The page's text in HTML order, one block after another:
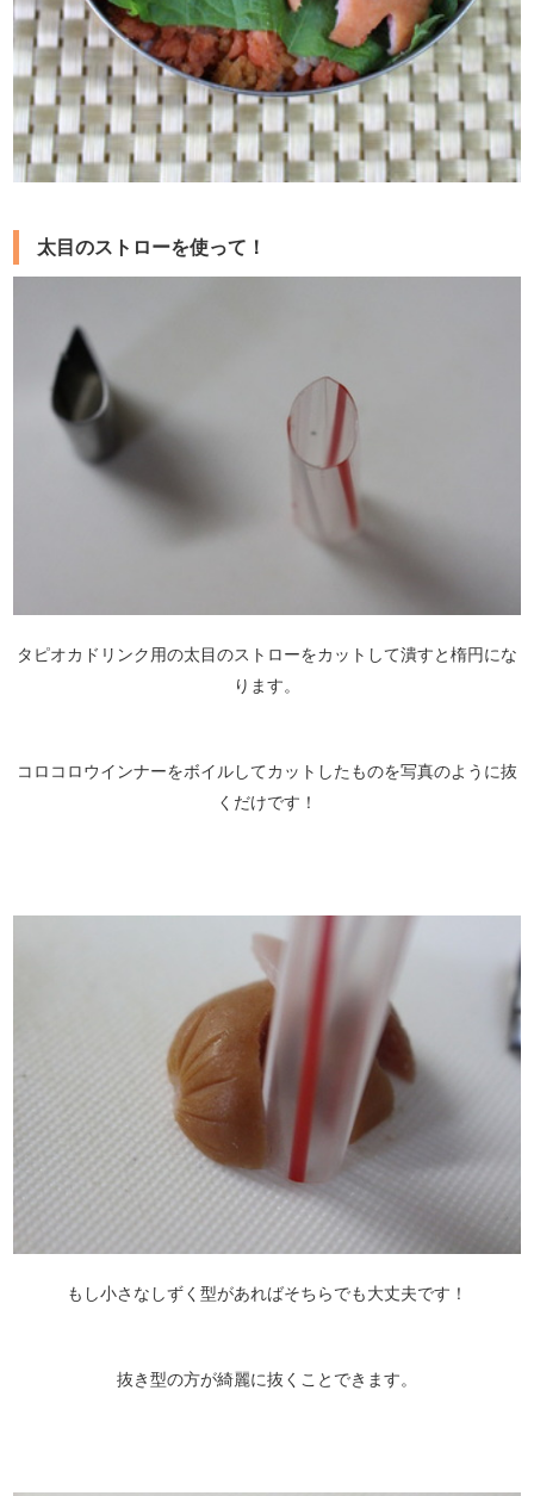
太目のストローを使って！
タピオカドリンク用の太目のストローをカットして潰すと楕円にな
ります。
コロコロウインナーをボイルしてカットしたものを写真のように抜
くだけです！
もし小さなしずく型があればそちらでも大丈夫です！
抜き型の方が綺麗に抜くことできます。